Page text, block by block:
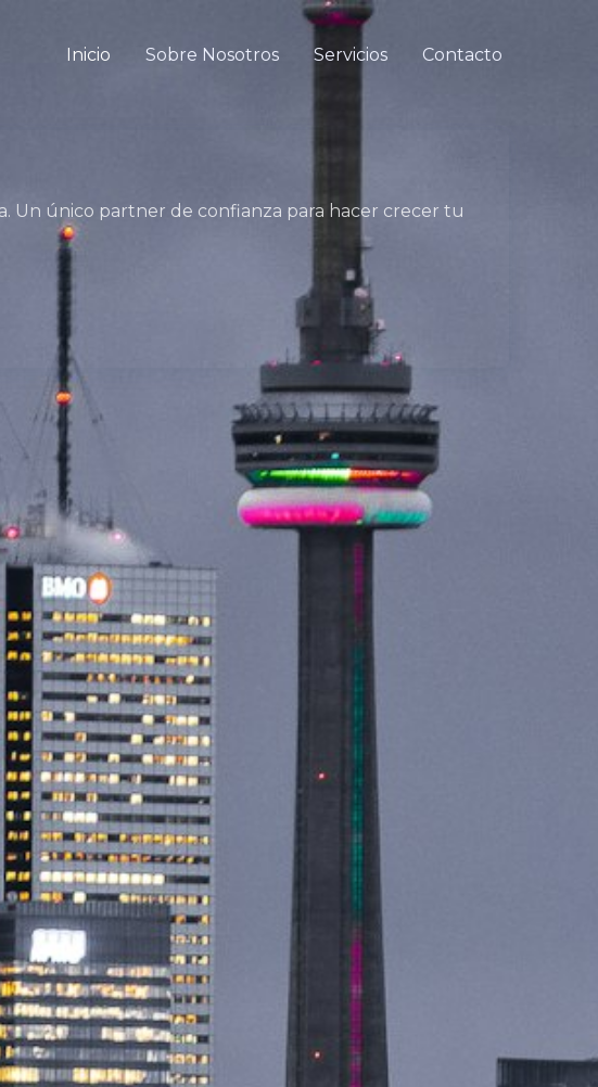
Inicio Sobre Nosotros Servicios Contacto
Un único partner de confianza para hacer crecer tu